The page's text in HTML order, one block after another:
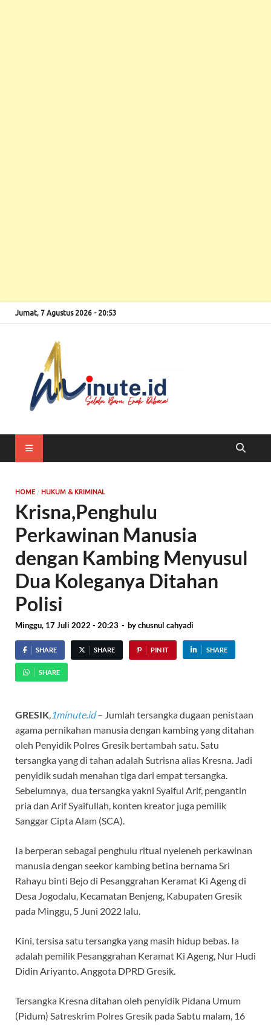
Jumat, 7 Agustus 2026 - 20:53
HOME / HUKUM & KRIMINAL
Krisna,Penghulu
Perkawinan Manusia
dengan Kambing Menyusul
Dua Koleganya Ditahan
Polisi
Minggu, 17 Juli 2022 - 20:23 - bychusnul cahyadi
SHARE SHARE PIN IT SHARE
SHARE
GRESIK, 1minute.id– Jumlah tersangka dugaan penistaan
agama pernikahan manusia dengan kambing yang ditahan
oleh Penyidik Polres Gresik bertambah satu. Satu
tersangka yang di tahan adalah Sutrisna alias Kresna. Jadi
penyidik sudah menahan tiga dari empat tersangka.
Sebelumnya, dua tersangka yakni Syaiful Arif, pengantin
pria dan Arif Syaifullah, konten kreator juga pemilik
Sanggar Cipta Alam (SCA).
Ia berperan sebagai penghulu ritual nyeleneh perkawinan
manusia dengan seekor kambing betina bernama Sri
Rahayu binti Bejo di Pesanggrahan Keramat Ki Ageng di
Desa Jogodalu, Kecamatan Benjeng, Kabupaten Gresik
pada Minggu, 5 Juni 2022 lalu.
Kini, tersisa satu tersangka yang masih hidup bebas. Ia
adalah pemilik Pesanggrahan Keramat Ki Ageng, Nur Hudi
Didin Ariyanto. Anggota DPRD Gresik.
Tersangka Kresna ditahan oleh penyidik Pidana Umum
(Pidum) Satreskrim Polres Gresik pada Sabtu malam, 16